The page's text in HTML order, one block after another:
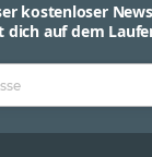
kostenloser
dich auf dem